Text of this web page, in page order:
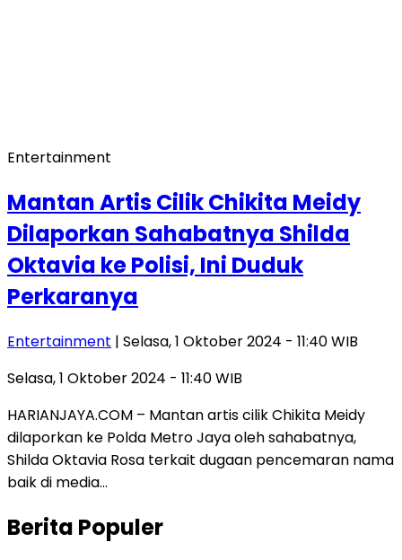
Entertainment
Mantan Artis Cilik Chikita Meidy
Dilaporkan Sahabatnya Shilda
Oktavia ke Polisi, Ini Duduk
Perkaranya
Entertainment | Selasa, 1 Oktober 2024 - 11:40 WIB
Selasa, 1 Oktober 2024 - 11:40 WIB
HARIANJAYA.COM – Mantan artis cilik Chikita Meidy
dilaporkan ke Polda Metro Jaya oleh sahabatnya,
Shilda Oktavia Rosa terkait dugaan pencemaran nama
baik di media…
Berita Populer